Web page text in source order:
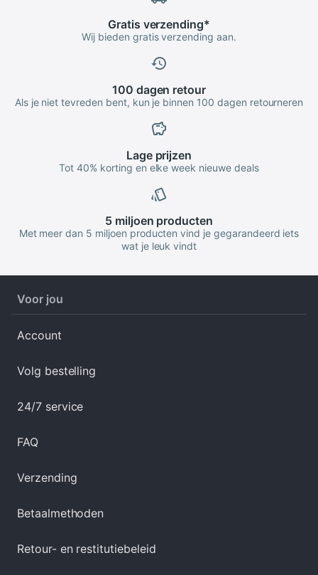
Gratis verzending*
Wij bieden gratis verzending aan.
100 dagen retour
Als je niet tevreden bent, kun je binnen 100 dagen retourneren
Lageprijzen
Tot 40% korting en elke week nieuwe deals
5 miljoen producten
Met meer dan 5 miljoen producten vind je gegarandeerd iets
wat je leuk vindt
Voor jou
Account
Volg bestelling
24/7 service
FAQ
Verzending
Betaalmethoden
Retour- en restitutiebeleid